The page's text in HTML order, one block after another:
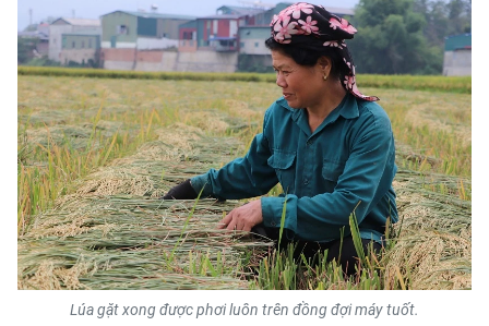
Lúa gặt xong được phơi luôn trên đồng đợi máy tuốt.